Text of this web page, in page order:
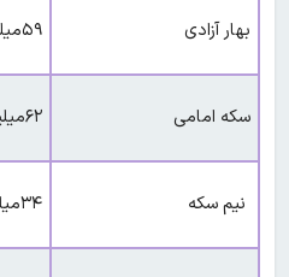
بهار آزادی ۵۹میلیون و۱۵۰هزار تومان
سکه امامی ۶۲میلیون و۱۵۰هزار تومان
نیم سکه ۳۴میلیون و۱۰۰هزار تومان